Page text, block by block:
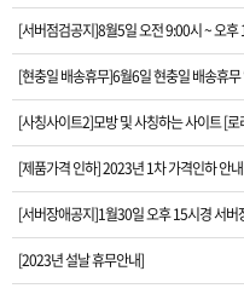
[사칭사이트2]모방
[제품가격 인하]
[서버장애공지]1월
[2023년 설날 휴무
[폭설지역 지연택
[서버점검공지]8월5일 오전 9:00시 ~ 오
[현충일 배송휴무]6월6일 현충일 배송휴무
[사칭사이트2]모방 및 사칭하는 사이트 [
[제품가격 인하] 2023년 1차 가격인하 안내
[서버장애공지]1월30일 오후 15시경 서버
[2023년 설날 휴무안내]